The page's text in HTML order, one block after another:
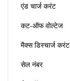
एंड चार्ज करंट
कट-ऑफ वोल्टेज
मैक्स डिस्चार्ज करंट
सेल नंबर